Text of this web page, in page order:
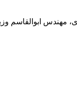
مهندس ابوالقاسم